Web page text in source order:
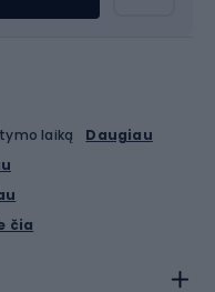
laiką
Daugiau
čia